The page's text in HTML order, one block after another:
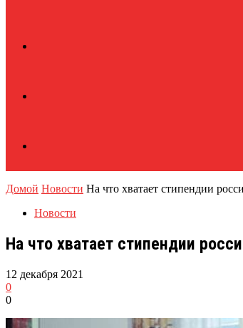
Домой Новости На что хватает стипендии
Новости
На что хватает стипендии
12 декабря 2021
0
0